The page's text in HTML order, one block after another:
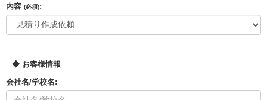
内容 (必須):
◆ お客様情報
会社名/学校名: